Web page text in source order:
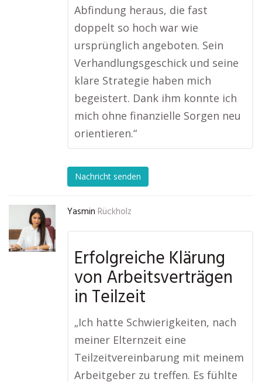
Abfindung heraus, die fast
doppelt so hoch war wie
ursprünglich angeboten. Sein
Verhandlungsgeschick und seine
klare Strategie haben mich
begeistert. Dank ihm konnte ich
mich ohne finanzielle Sorgen neu
orientieren.“
Nachricht senden
Yasmin Rückholz
Erfolgreiche Klärung
von Arbeitsverträgen
in Teilzeit
„Ich hatte Schwierigkeiten, nach
meiner Elternzeit eine
Teilzeitvereinbarung mit meinem
Arbeitgeber zu treffen. Es fühlte